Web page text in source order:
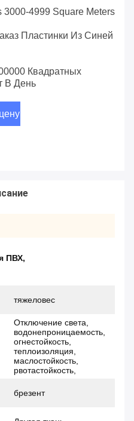
4999 Square Meters
Пластинки Из Синей
Квадратных
В День
ПВХ,
тяжеловес
Отключение света,
водонепроницаемость,
огнестойкость,
теплоизоляция,
маслостойкость,
рвотастойкость,
брезент